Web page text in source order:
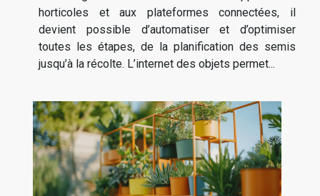
horticoles et aux plateformes connectées, il
devient possible d’automatiser et d’optimiser
toutes les étapes, de la planification des semis
jusqu’à la récolte. L’internet des objets permet...